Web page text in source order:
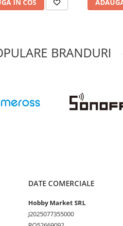
IN COS
BRANDURI
DATE COMERCIALE
Hobby Market SRL
J2025077355000